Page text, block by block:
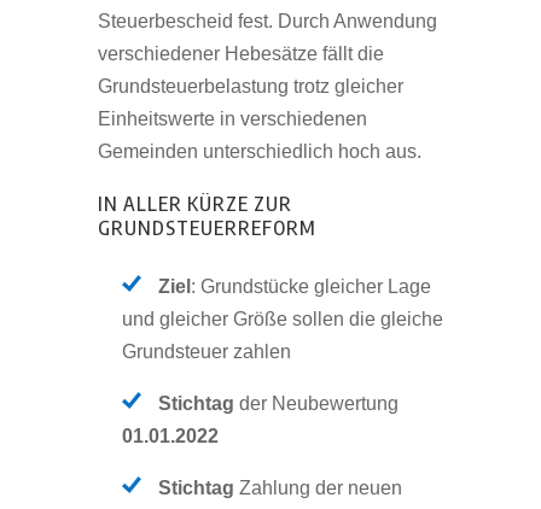
Steuerbescheid fest. Durch Anwendung
verschiedener Hebesätze fällt die
Grundsteuerbelastung trotz gleicher
Einheitswerte in verschiedenen
Gemeinden unterschiedlich hoch aus.
IN ALLER KÜRZE ZUR
GRUNDSTEUERREFORM
Ziel : Grundstücke gleicher Lage
und gleicher Größe sollen die gleiche
Grundsteuer zahlen
Stichtag der Neubewertung
01.01.2022
Stichtag Zahlung der neuen